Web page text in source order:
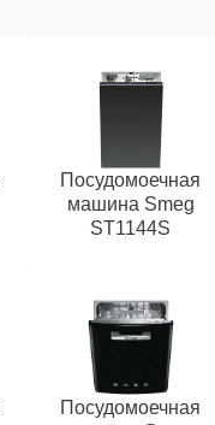
Посудомоечная
машина Smeg
ST1144S
Посудомоечная